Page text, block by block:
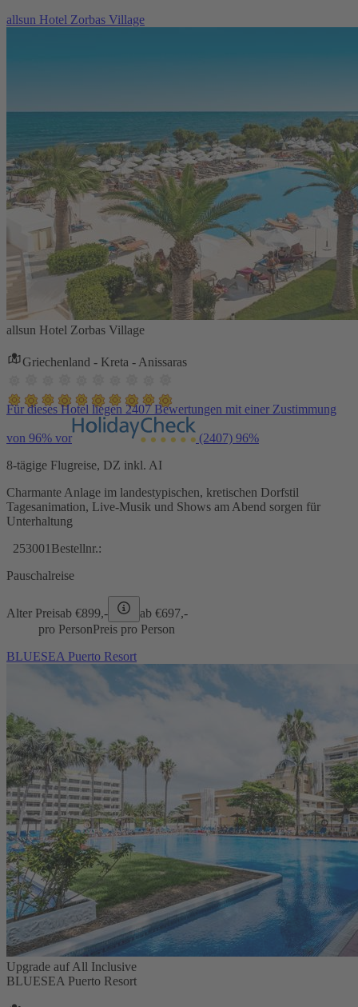
allsun Hotel Zorbas Village
allsun Hotel Zorbas Village
Griechenland - Kreta - Anissaras
Für dieses Hotel liegen 2407 Bewertungen mit einer Zustimmung
von 96% vor (2407) 96%
8-tägige Flugreise, DZ inkl. AI
Charmante Anlage im landestypischen, kretischen Dorfstil
Tagesanimation, Live-Musik und Shows am Abend sorgen für
Unterhaltung
253001 Bestellnr.:
Pauschalreise
Alter Preisab €899,- ab €697,-
pro PersonPreis pro Person
BLUESEA Puerto Resort
Upgrade auf All Inclusive
BLUESEA Puerto Resort